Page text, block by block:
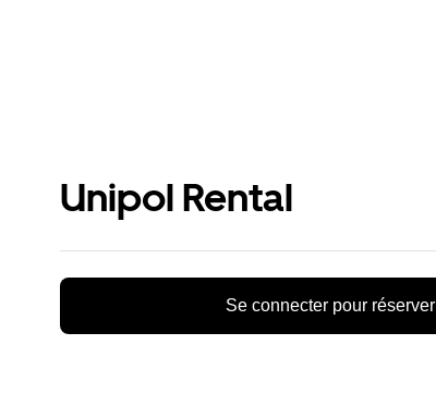
Unipol Rental
Se connecter pour réserver